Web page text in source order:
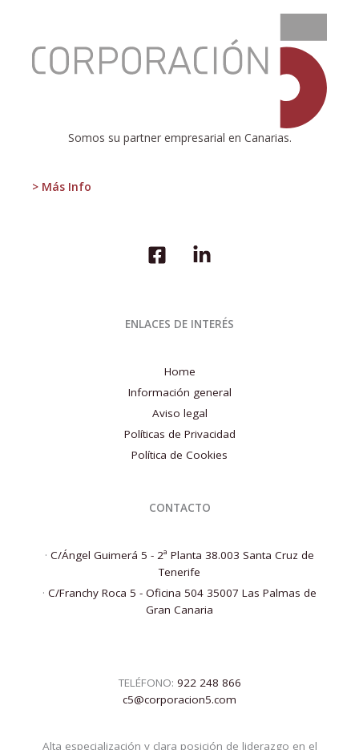
Somos su partner empresarial en Canarias.
> Más Info
de
Coyuntura
ENLACES DE INTERÉS
Home
Información general
Aviso legal
Políticas de Privacidad
Política de Cookies
CONTACTO
· C/Ángel Guimerá 5 - 2ª Planta 38.003 Santa Cruz de
Tenerife
· C/Franchy Roca 5 - Oficina 504 35007 Las Palmas de
Gran Canaria
TELÉFONO: 922 248 866
c5@corporacion5.com
Alta especialización y clara posición de liderazgo en el